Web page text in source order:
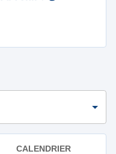
CALENDRIER